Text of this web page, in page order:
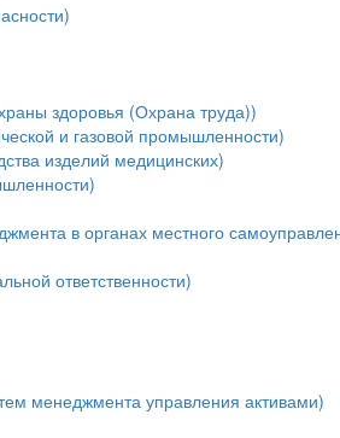
здоровья (Охрана труда))
и газовой промышленности)
изделий медицинских)
в органах местного
ответственности)
менеджмента управления активами)